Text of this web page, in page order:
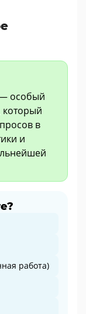
особый
который
в
и
работа)